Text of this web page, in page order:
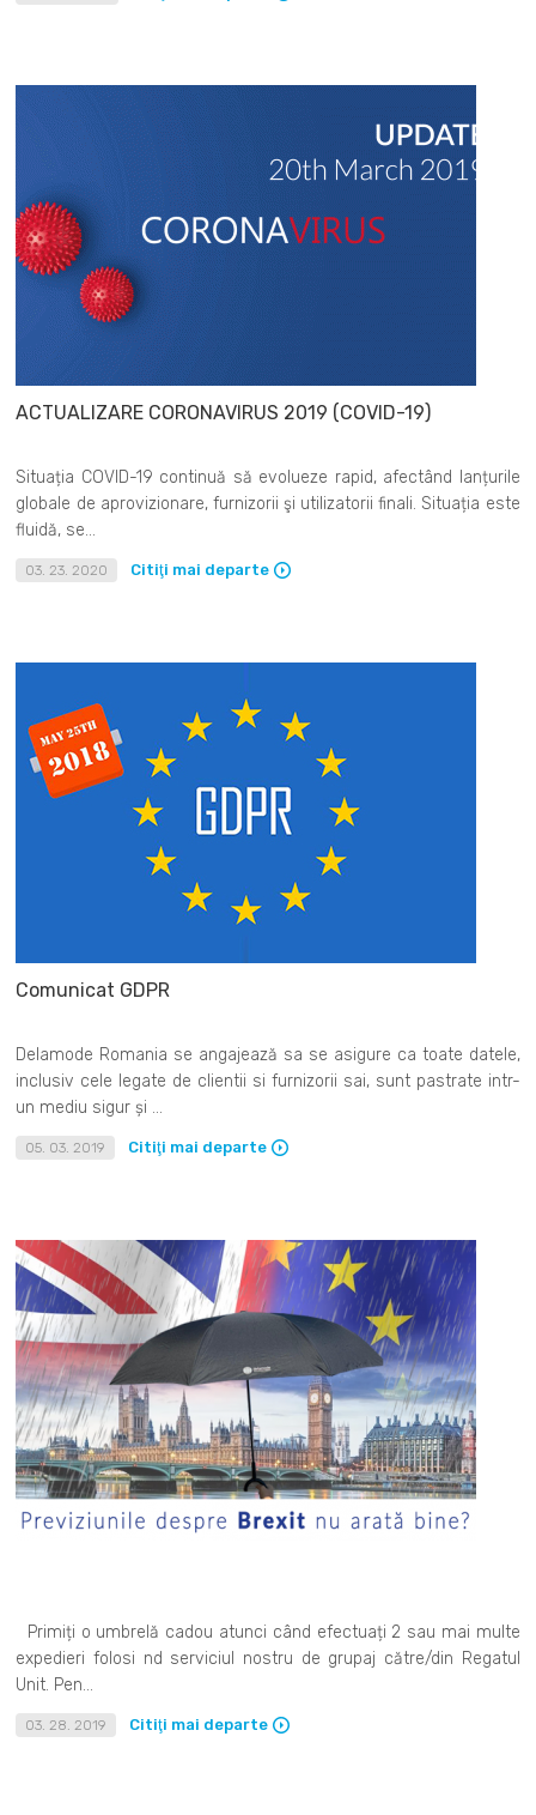
ACTUALIZARE CORONAVIRUS 2019 (COVID-19)
Situația COVID-19 continuă să evolueze rapid, afectând lanțurile
globale de aprovizionare, furnizorii şi utilizatorii finali. Situația este
fluidă, se...
03. 23. 2020 Citiţi mai departe
Comunicat GDPR
Delamode Romania se angajează sa se asigure ca toate datele,
inclusiv cele legate de clientii si furnizorii sai, sunt pastrate intr-
un mediu sigur și ...
05. 03. 2019 Citiţi mai departe
Primiți o umbrelă cadou atunci când efectuați 2 sau mai multe
expedieri folosi nd serviciul nostru de grupaj către/din Regatul
Unit. Pen...
03. 28. 2019 Citiţi mai departe